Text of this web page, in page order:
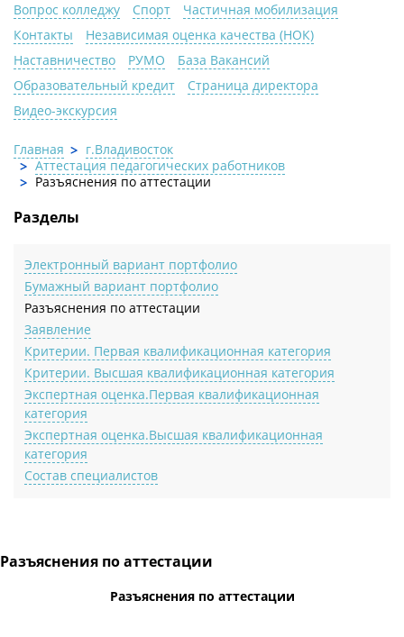
Вопрос колледжу
Спорт
Частичная мобилизация
Контакты
Независимая оценка качества (НОК)
Наставничество
РУМО
База Вакансий
Образовательный кредит
Страница директора
Видео-экскурсия
Главная
г.Владивосток
Аттестация педагогических работников
Разъяснения по аттестации
Разделы
Электронный вариант портфолио
Бумажный вариант портфолио
Разъяснения по аттестации
Заявление
Критерии. Первая квалификационная категория
Критерии. Высшая квалификационная категория
Экспертная оценка.Первая квалификационная
категория
Экспертная оценка.Высшая квалификационная
категория
Состав специалистов
Разъяснения по аттестации
Разъяснения по аттестации